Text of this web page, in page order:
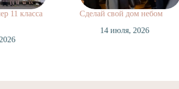
класса
Сделай свой дом небом
14 июля, 2026